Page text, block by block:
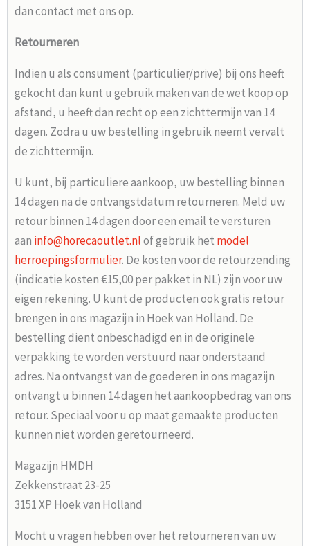
dan contact met ons op.
Retourneren
Indien u als consument (particulier/prive) bij ons heeft
gekocht dan kunt u gebruik maken van de wet koop op
afstand, u heeft dan recht op een zichttermijn van 14
dagen. Zodra u uw bestelling in gebruik neemt vervalt
de zichttermijn.
U kunt, bij particuliere aankoop, uw bestelling binnen
14 dagen na de ontvangstdatum retourneren. Meld uw
retour binnen 14 dagen door een email te versturen
aan info@horecaoutlet.nlof gebruik het model
herroepingsformulier. De kosten voor de retourzending
(indicatie kosten €15,00 per pakket in NL) zijn voor uw
eigen rekening. U kunt de producten ook gratis retour
brengen in ons magazijn in Hoek van Holland. De
bestelling dient onbeschadigd en in de originele
verpakking te worden verstuurd naar onderstaand
adres. Na ontvangst van de goederen in ons magazijn
ontvangt u binnen 14 dagen het aankoopbedrag van ons
retour. Speciaal voor u op maat gemaakte producten
kunnen niet worden geretourneerd.
Magazijn HMDH
Zekkenstraat 23-25
3151 XP Hoek van Holland
Mocht u vragen hebben over het retourneren van uw